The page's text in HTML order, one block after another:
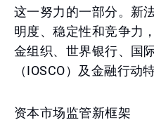
这一努力的一部分。新
明度、稳定性和竞争力
金组织、世界银行、国
（IOSCO）及金融行动
资本市场监管新框架